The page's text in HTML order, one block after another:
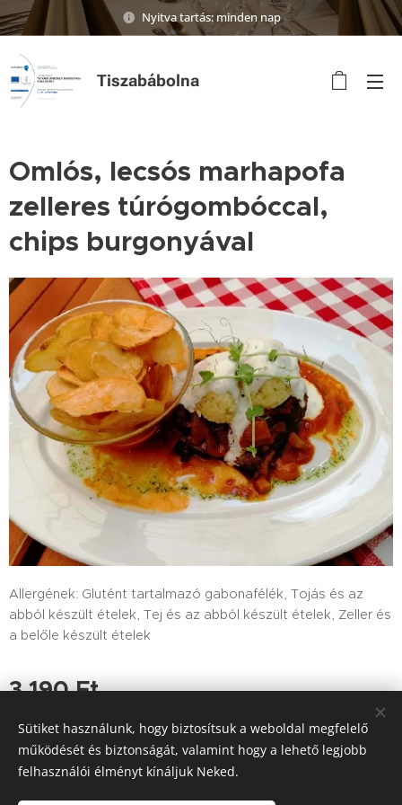
Nyitva tartás: minden nap
Tiszabábolna
Omlós, lecsós marhapofa
zelleres túrógombóccal,
chips burgonyával
Allergének: Glutént tartalmazó gabonafélék, Tojás és az
abból készült ételek, Tej és az abból készült ételek, Zeller és
a belőle készült ételek
3 190Ft
Tutajos Vendéglő / A Tutajos házhoz viszi a minőséget
Sütiket használunk, hogy biztosítsuk a weboldal megfelelő
működését és biztonságát, valamint hogy a lehető legjobb
felhasználói élményt kínáljuk Neked.